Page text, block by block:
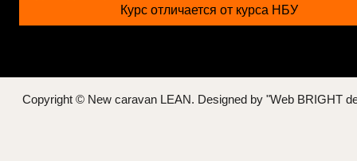
Курс отличается от курса НБУ
Copyright © New caravan LEAN. Designed by "Web BRIGHT